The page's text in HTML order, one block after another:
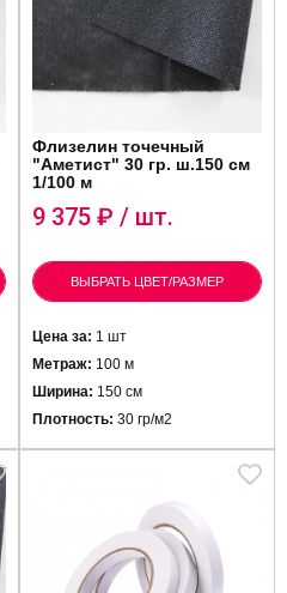
Флизелин точечный
"Аметист" 30 гр. ш.150 см
1/100 м
9 375 ₽ / шт.
ВЫБРАТЬ ЦВЕТ/РАЗМЕР
Цена за: 1 шт
Метраж: 100 м
Ширина: 150 см
Плотность: 30 гр/м2